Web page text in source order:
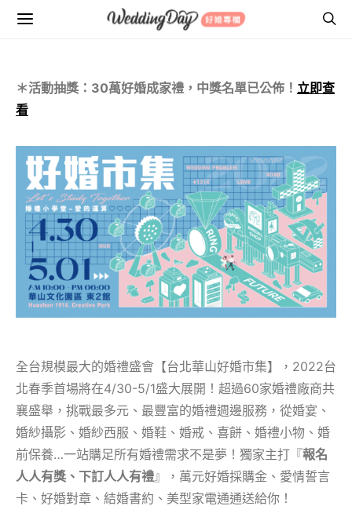
＊活動抽獎：30萬好婚成家禮，中獎名單已公佈！ 立即查
看
全台規模最大的婚禮盛會【台北華山好婚市集】，2022台
北春季首場將在4/30-5/1盛大展開！超過60家婚禮廠商共
襄盛舉，挑戰最多元、最豐富的婚禮週邊服務，從婚宴、
婚紗攝影、婚紗西服、婚鞋、婚戒、喜餅、婚禮小物、婚
前保養…一站購足所有婚禮需求不是夢！獨家主打『報名
人人有獎、下訂人人有禮』，萬元好婚採購金、愛情誓言
卡、好婚對章、結婚書約、美型家電通通送給你！